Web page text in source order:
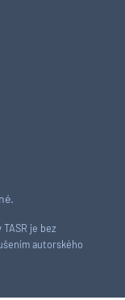
je bez
autorského